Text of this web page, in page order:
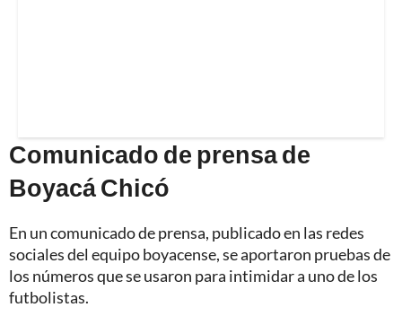
Comunicado de prensa de
Boyacá Chicó
En un comunicado de prensa, publicado en las redes
sociales del equipo boyacense, se aportaron pruebas de
los números que se usaron para intimidar a uno de los
futbolistas.